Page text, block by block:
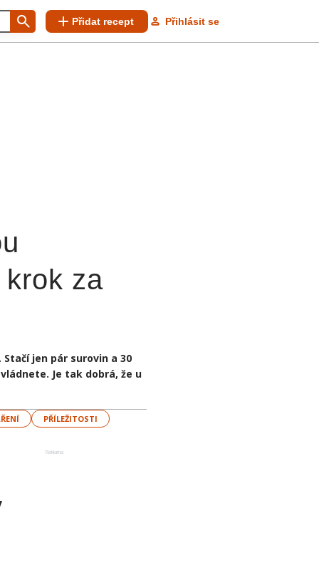
Přidat recept Přihlásit se
krok za
jen pár surovin a 30
Je tak dobrá, že u
PŘÍLEŽITOSTI
Reklama